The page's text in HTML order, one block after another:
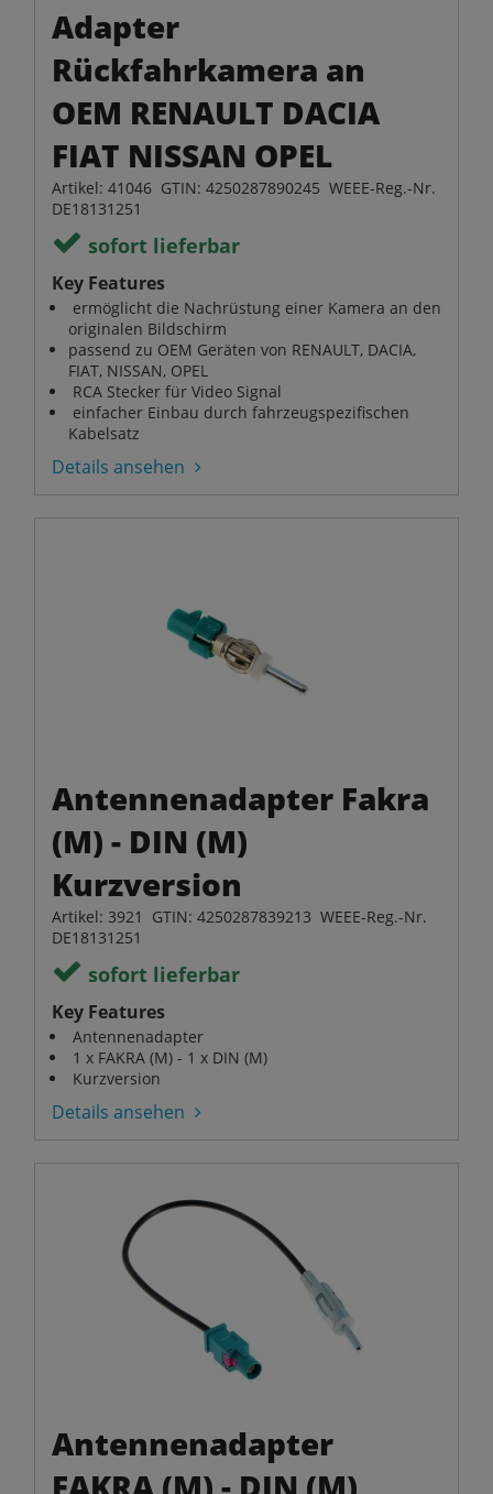
Adapter
Rückfahrkamera an
OEM RENAULT DACIA
FIAT NISSAN OPEL
Artikel: 41046 GTIN: 4250287890245 WEEE-Reg.-Nr.
DE18131251
sofort lieferbar
Key Features
ermöglicht die Nachrüstung einer Kamera an den
originalen Bildschirm
passend zu OEM Geräten von RENAULT, DACIA,
FIAT, NISSAN, OPEL
RCA Stecker für Video Signal
einfacher Einbau durch fahrzeugspezifischen
Kabelsatz
Details ansehen
Antennenadapter Fakra
(M) - DIN (M)
Kurzversion
Artikel: 3921 GTIN: 4250287839213 WEEE-Reg.-Nr.
DE18131251
sofort lieferbar
Key Features
Antennenadapter
1 x FAKRA (M) - 1 x DIN (M)
Kurzversion
Details ansehen
Antennenadapter